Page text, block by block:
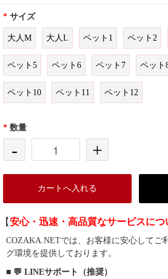
* サイズ
大人M 大人L ペット1 ペット2
ペット5 ペット6 ペット7 ペット
ペット10 ペット11 ペット12
* 数量
- +
カートへ入れる
【安心・迅速・高品質なサービスにつ
COZAKA.NETでは、お客様に安心してご
グ環境を提供しております。
■ 💬 LINEサポート（推奨）